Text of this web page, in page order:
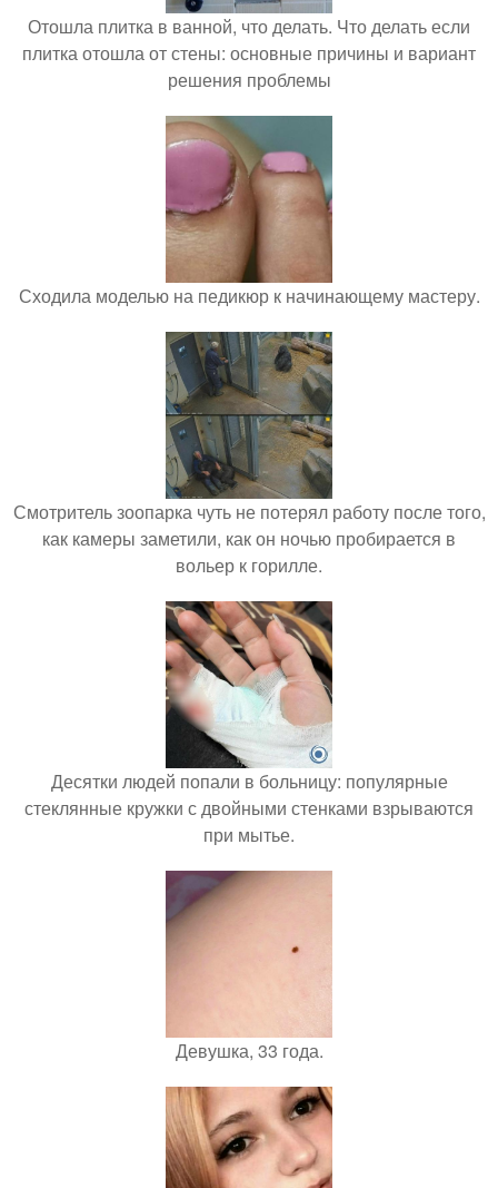
Отошла плитка в ванной, что делать. Что делать если
плитка отошла от стены: основные причины и вариант
решения проблемы
Сходила моделью на педикюр к начинающему мастеру.
Смотритель зоопарка чуть не потерял работу после того,
как камеры заметили, как он ночью пробирается в
вольер к горилле.
Десятки людей попали в больницу: популярные
стеклянные кружки с двойными стенками взрываются
при мытье.
Девушка, 33 года.